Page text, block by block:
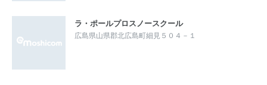
ラ・ポールプロスノースクール
広島県山県郡北広島町細見５０４－１